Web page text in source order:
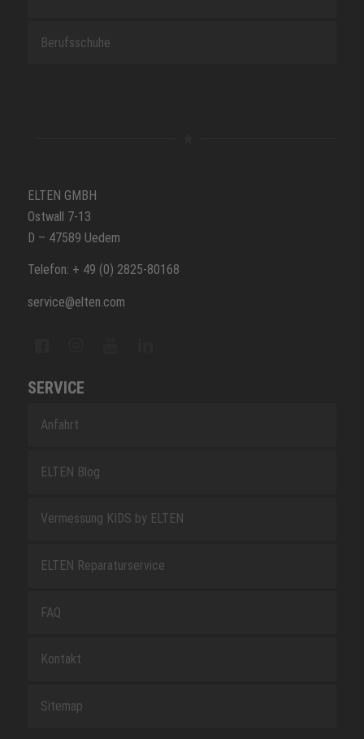
Berufsschuhe
ELTEN GMBH
Ostwall 7-13
D – 47589 Uedem
Telefon: + 49 (0) 2825-80168
service@elten.com
SERVICE
Anfahrt
ELTEN Blog
Vermessung KIDS by ELTEN
ELTEN Reparaturservice
FAQ
Kontakt
Sitemap